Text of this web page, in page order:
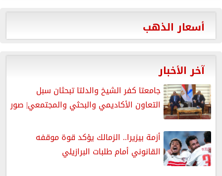
أسعار الذهب
آخر الأخبار
جامعتا كفر الشيخ والدلتا تبحثان سبل
التعاون الأكاديمي والبحثي والمجتمعي| صور
أزمة بيزيرا.. الزمالك يؤكد قوة موقفه
القانوني أمام طلبات البرازيلي